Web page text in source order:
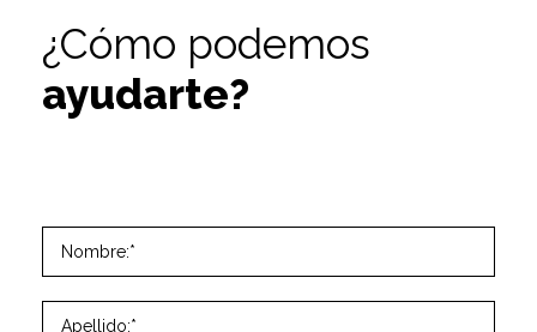
¿Cómo podemos
ayudarte?